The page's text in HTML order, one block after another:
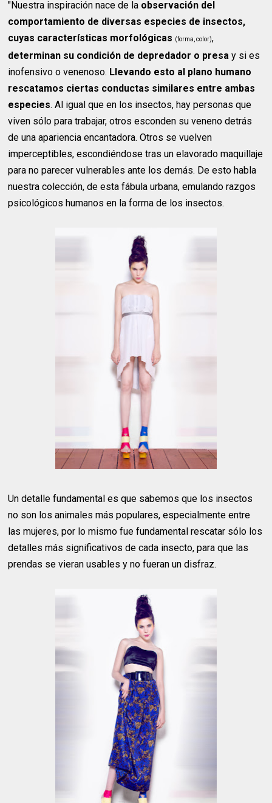
"Nuestra inspiración nace de la observación del
comportamiento de diversas especies de insectos,
cuyas características morfológicas (forma, color),
determinan su condición de depredador o presa y si es
inofensivo o venenoso. Llevando esto al plano humano
rescatamos ciertas conductas similares entre ambas
especies. Al igual que en los insectos, hay personas que
viven sólo para trabajar, otros esconden su veneno detrás
de una apariencia encantadora. Otros se vuelven
imperceptibles, escondiéndose tras un elavorado maquillaje
para no parecer vulnerables ante los demás. De esto habla
nuestra colección, de esta fábula urbana, emulando razgos
psicológicos humanos en la forma de los insectos.
Un detalle fundamental es que sabemos que los insectos
no son los animales más populares, especialmente entre
las mujeres, por lo mismo fue fundamental rescatar sólo los
detalles más significativos de cada insecto, para que las
prendas se vieran usables y no fueran un disfraz.